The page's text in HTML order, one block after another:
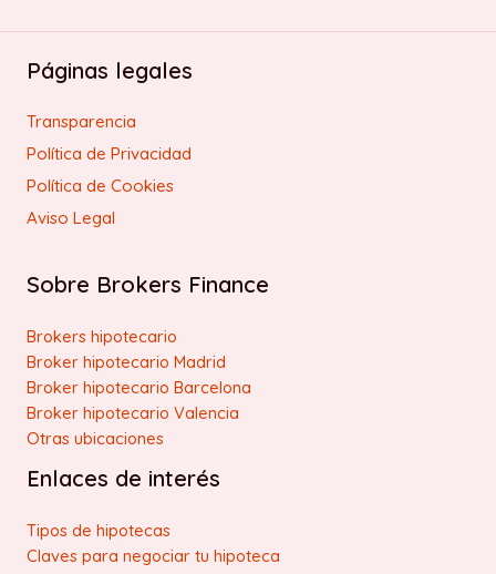
Páginas legales
Transparencia
Política de Privacidad
Política de Cookies
Aviso Legal
Sobre Brokers Finance
Brokers hipotecario
Broker hipotecario Madrid
Broker hipotecario Barcelona
Broker hipotecario Valencia
Otras ubicaciones
Enlaces de interés
Tipos de hipotecas
Claves para negociar tu hipoteca